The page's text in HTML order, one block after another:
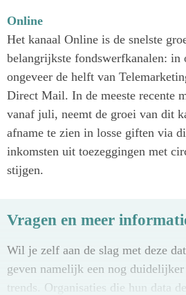
Online
Het kanaal Online is de snelste
belangrijkste fondswerfkanalen: in
ongeveer de helft van
Direct Mail. In de meeste recente
vanaf juli, neemt de groei van dit
afname te zien in losse giften via
inkomsten uit toezeggingen met
stijgen.
Vragen en meer
Wil je zelf aan de slag met deze
geven namelijk een nog
trends. Organisaties die hun data